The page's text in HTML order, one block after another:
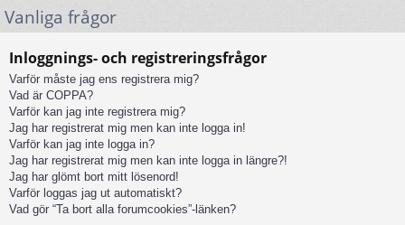
lä
ar
ori
Vanliga frågor
Inloggnings- och registreringsfrågor
Varför måste jag ens registrera mig?
Vad är COPPA?
Varför kan jag inte registrera mig?
Jag har registrerat mig men kan inte logga in!
Varför kan jag inte logga in?
Jag har registrerat mig men kan inte logga in längre?!
Jag har glömt bort mitt lösenord!
Varför loggas jag ut automatiskt?
Vad gör “Ta bort alla forumcookies”-länken?